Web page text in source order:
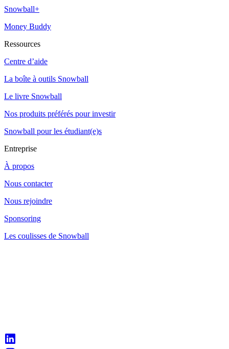
Snowball+
Money Buddy
Ressources
Centre d’aide
La boîte à outils Snowball
Le livre Snowball
Nos produits préférés pour investir
Snowball pour les étudiant(e)s
Entreprise
À propos
Nous contacter
Nous rejoindre
Sponsoring
Les coulisses de Snowball